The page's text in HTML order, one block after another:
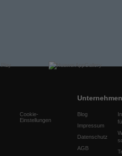
Cookie-
Einstellungen
Unternehmen
Blog
Impressum
Datenschutz
AGB